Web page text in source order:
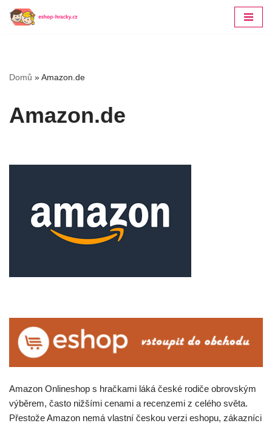
Domů »Amazon.de
Amazon.de
Amazon Onlineshop s hračkami láká české rodiče obrovským
výběrem, často nižšími cenami a recenzemi z celého světa.
Přestože Amazon nemá vlastní českou verzi eshopu, zákazníci